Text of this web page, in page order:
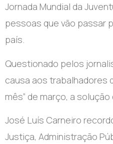
Jornada Mundial da
pessoas que vão passar
país.
Questionado pelos
causa aos trabalhadores
mês” de março, a
José Luís Carneiro
Justiça, Administração